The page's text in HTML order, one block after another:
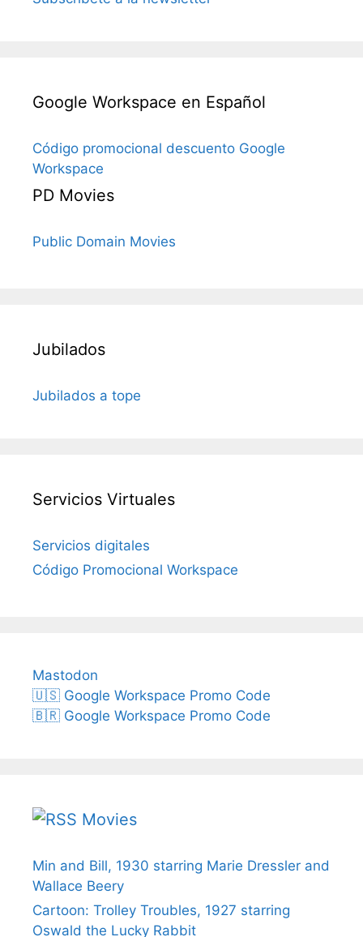
Google Workspace en Español
Código promocional descuento Google
Workspace
PD Movies
Public Domain Movies
Jubilados
Jubilados a tope
Servicios Virtuales
Servicios digitales
Código Promocional Workspace
Mastodon
🇺🇸 Google Workspace Promo Code
🇧🇷 Google Workspace Promo Code
Movies
Min and Bill, 1930 starring Marie Dressler and
Wallace Beery
Cartoon: Trolley Troubles, 1927 starring
Oswald the Lucky Rabbit